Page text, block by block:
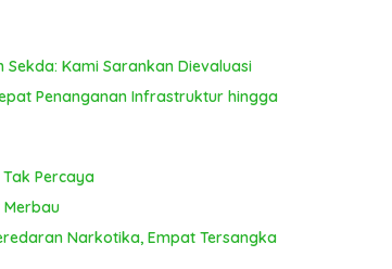
Kami Sarankan Dievaluasi
Penanganan Infrastruktur hingga
Percaya
Merbau
Narkotika, Empat Tersangka